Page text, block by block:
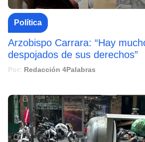
Política
Arzobispo Carrara: “Hay
despojados de sus derechos”
Por: Redacción 4Palabras